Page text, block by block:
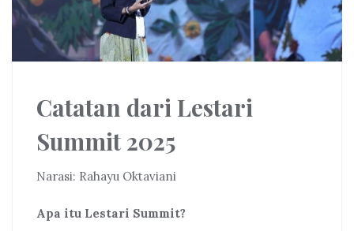
Catatan dari Lestari
Summit 2025
Narasi: Rahayu Oktaviani
Apa itu Lestari Summit?